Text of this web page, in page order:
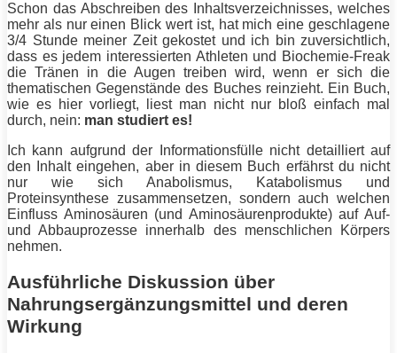
Schon das Abschreiben des Inhaltsverzeichnisses, welches
mehr als nur einen Blick wert ist, hat mich eine geschlagene
3/4 Stunde meiner Zeit gekostet und ich bin zuversichtlich,
dass es jedem interessierten Athleten und Biochemie-Freak
die Tränen in die Augen treiben wird, wenn er sich die
thematischen Gegenstände des Buches reinzieht. Ein Buch,
wie es hier vorliegt, liest man nicht nur bloß einfach mal
durch, nein: man studiert es!
Ich kann aufgrund der Informationsfülle nicht detailliert auf
den Inhalt eingehen, aber in diesem Buch erfährst du nicht
nur wie sich Anabolismus, Katabolismus und
Proteinsynthese zusammensetzen, sondern auch welchen
Einfluss Aminosäuren (und Aminosäurenprodukte) auf Auf-
und Abbauprozesse innerhalb des menschlichen Körpers
nehmen.
Ausführliche Diskussion über
Nahrungsergänzungsmittel und deren
Wirkung